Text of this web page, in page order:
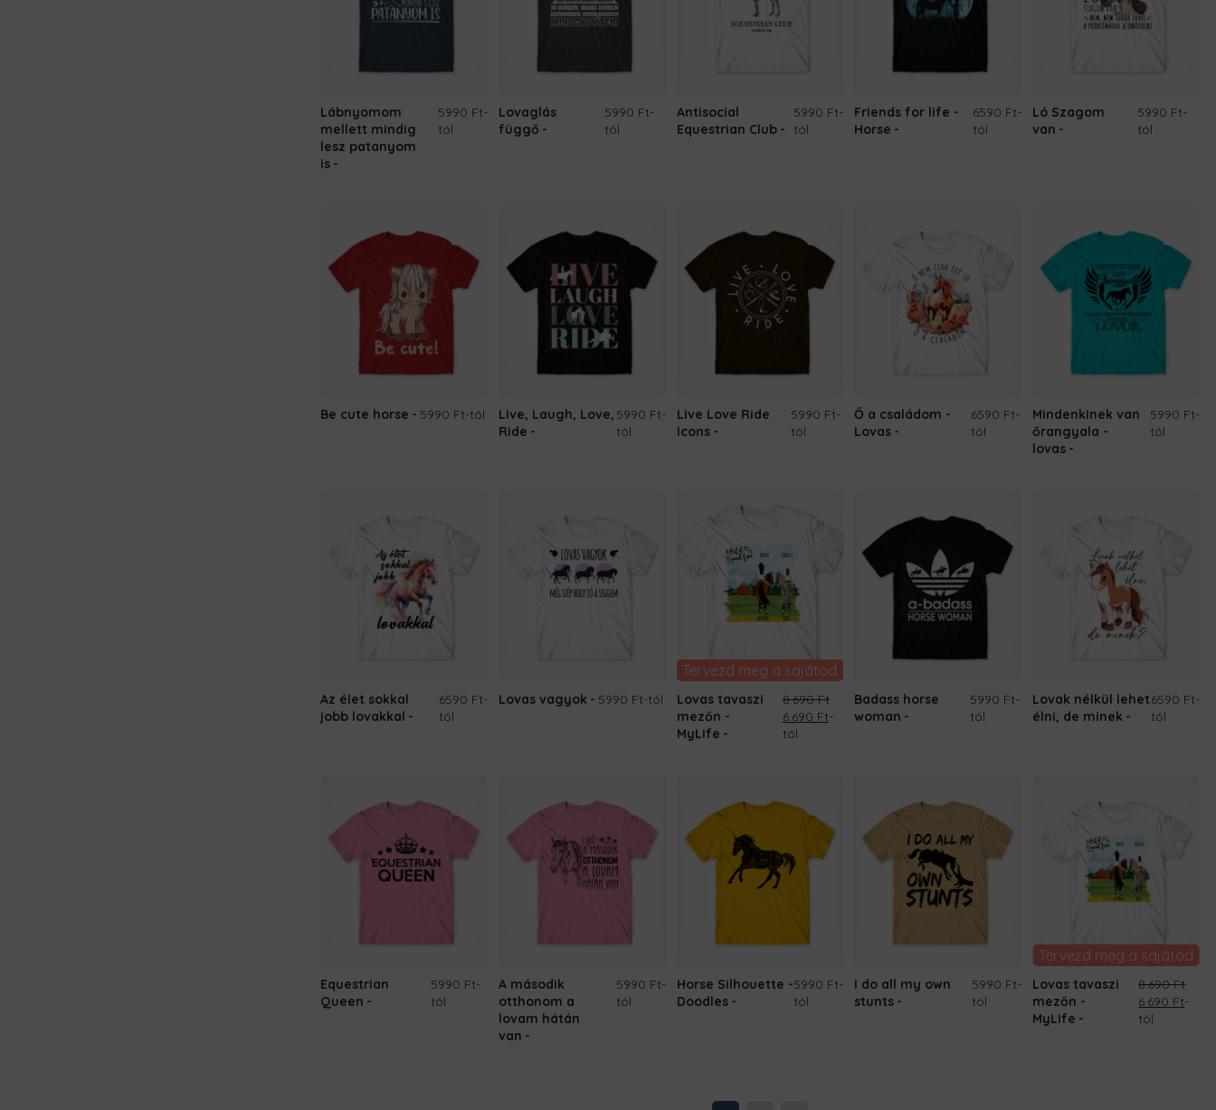
Lábnyomom
mellett mindig
lesz patanyom
is
5990 Ft-
tól
Lovaglás
függő
5990 Ft-
tól
Antisocial
Equestrian Club
5990 Ft-
tól
Friends for life -
Horse
6590 Ft-
tól
Ló Szagom
van
5990 Ft-
tól
Be cute horse 5990 Ft-tól
Live, Laugh, Love,
Ride
5990 Ft-
tól
Live Love Ride
Icons
5990 Ft-
tól
Ő a családom -
Lovas
6590 Ft-
tól
Mindenkinek van
őrangyala -
lovas
5990 Ft-
tól
Az élet sokkal
jobb lovakkal
6590 Ft-
tól
Lovas vagyok 5990 Ft-tól
Tervezd meg a sajátod
Lovas tavaszi
mezőn -
MyLife
8.690Ft
Original
price
6.690 FtCurrent
-
tól
Badass horse
woman
5990 Ft-
tól
Lovak nélkül lehet
élni, de minek
6590 Ft-
tól
Equestrian
Queen
5990 Ft-
tól
A második
otthonom a
lovam hátán
van
5990 Ft-
tól
Horse Silhouette -
Doodles
5990 Ft-
tól
I do all my own
stunts
5990 Ft-
tól
Tervezd meg a sajátod
Lovas tavaszi
mezőn -
MyLife
8.690Ft
Original
price
6.690 Ft-
tól